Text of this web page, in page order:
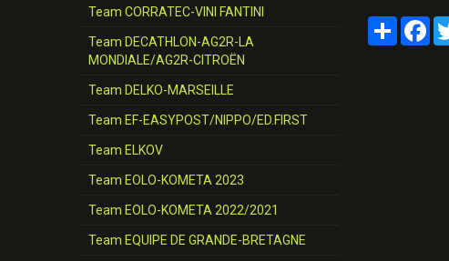
Partager
Team CORRATEC-VINI FANTINI
Team DECATHLON-AG2R-LA
MONDIALE/AG2R-CITROËN
Team DELKO-MARSEILLE
Team EF-EASYPOST/NIPPO/ED.FIRST
Team ELKOV
Team EOLO-KOMETA 2023
Team EOLO-KOMETA 2022/2021
Team EQUIPE DE GRANDE-BRETAGNE